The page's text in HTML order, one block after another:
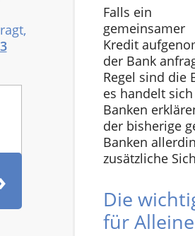
3
Falls ein
gemeinsamer
Kredit
der Bank
Regel sind die
es handelt
Banken
der bisherige
Banken
zusätzliche
Die
für